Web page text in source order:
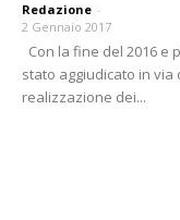
Redazione -
2 Gennaio 2017
Con la fine del 2016 e
stato aggiudicato in via
realizzazione dei...